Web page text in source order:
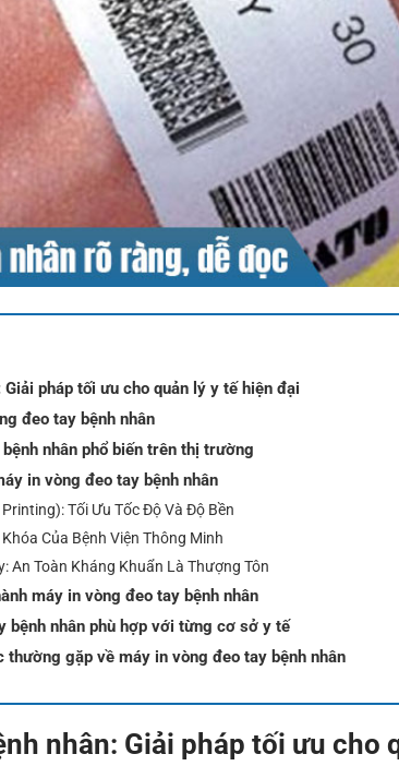
pháp tối ưu cho quản lý y tế hiện đại
đeo tay bệnh nhân
nhân phổ biến trên thị trường
in vòng đeo tay bệnh nhân
Tối Ưu Tốc Độ Và Độ Bền
Của Bệnh Viện Thông Minh
An Toàn Kháng Khuẩn Là Thượng Tôn
máy in vòng đeo tay bệnh nhân
bệnh nhân phù hợp với từng cơ sở y tế
thường gặp về máy in vòng đeo tay bệnh nhân
nhân: Giải pháp tối ưu cho